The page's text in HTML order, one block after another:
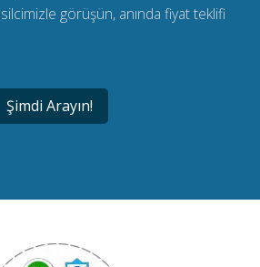
görüşün, anında fiyat teklifi
Şimdi Arayın!